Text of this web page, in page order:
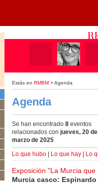
Estás en RMBM > Agenda
Agenda
Se han encontrado 8 eventos
relacionados con jueves, 20 de
marzo de 2025
Lo que hubo
Lo que hay Lo
Exposición "La Murcia que
Murcia casco: Espinardo